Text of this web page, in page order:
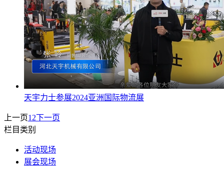
天宇力士参展2024亚洲国际物流展
上一页1 2下一页
栏目类别
活动现场
展会现场